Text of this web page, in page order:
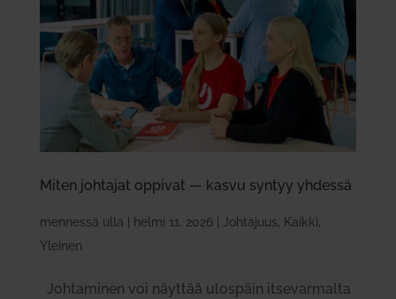
Miten joh­tajat oppivat — kasvu syntyy yhdessä
mennessä ulla helmi 11, 2026| Johtajuus, Kaikki,
Yleinen
Joh­ta­minen voi näyttää ulospäin itse­var­malta